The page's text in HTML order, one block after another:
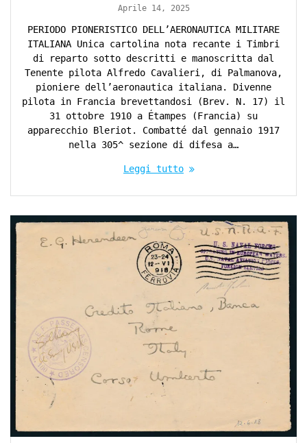
Aprile 14, 2025
PERIODO PIONERISTICO DELL’AERONAUTICA MILITARE
ITALIANA Unica cartolina nota recante i Timbri
di reparto sotto descritti e manoscritta dal
Tenente pilota Alfredo Cavalieri, di Palmanova,
pioniere dell’aeronautica italiana. Divenne
pilota in Francia brevettandosi (Brev. N. 17) il
31 ottobre 1910 a Étampes (Francia) su
apparecchio Bleriot. Combatté dal gennaio 1917
nella 305^ sezione di difesa a…
Leggi tutto